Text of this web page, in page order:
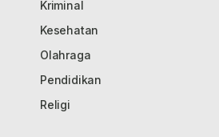
Kriminal
Kesehatan
Olahraga
Pendidikan
Religi